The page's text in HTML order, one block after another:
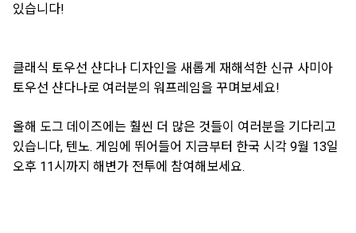
있습니다!
클래식 토우선 샨다나 디자인을 새롭게 재해석한 신규 사미아
토우선 샨다나로 여러분의 워프레임을 꾸며보세요!
올해 도그 데이즈에는 훨씬 더 많은 것들이 여러분을 기다리고
있습니다, 텐노. 게임에 뛰어들어 지금부터 한국 시각 9월 13일
오후 11시까지 해변가 전투에 참여해보세요.